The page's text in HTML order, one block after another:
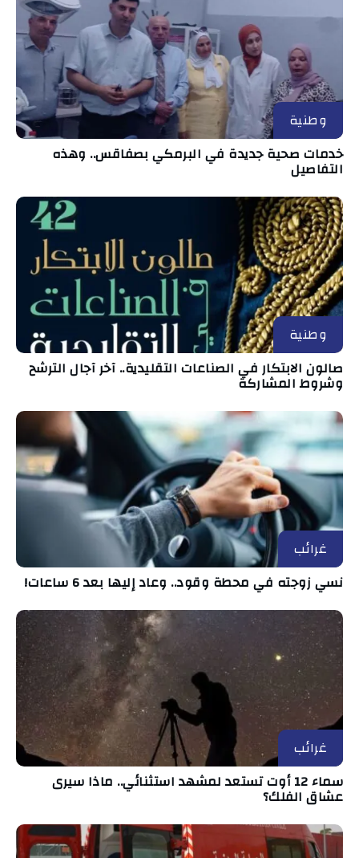
وطنية
خدمات صحية جديدة في البرمكي بصفاقس.. وهذه
التفاصيل
وطنية
صالون الابتكار في الصناعات التقليدية.. آخر آجال الترشح
وشروط المشاركة
غرائب
نسي زوجته في محطة وقود.. وعاد إليها بعد 6 ساعات!
غرائب
سماء 12 أوت تستعد لمشهد استثنائي.. ماذا سيرى
عشاق الفلك؟